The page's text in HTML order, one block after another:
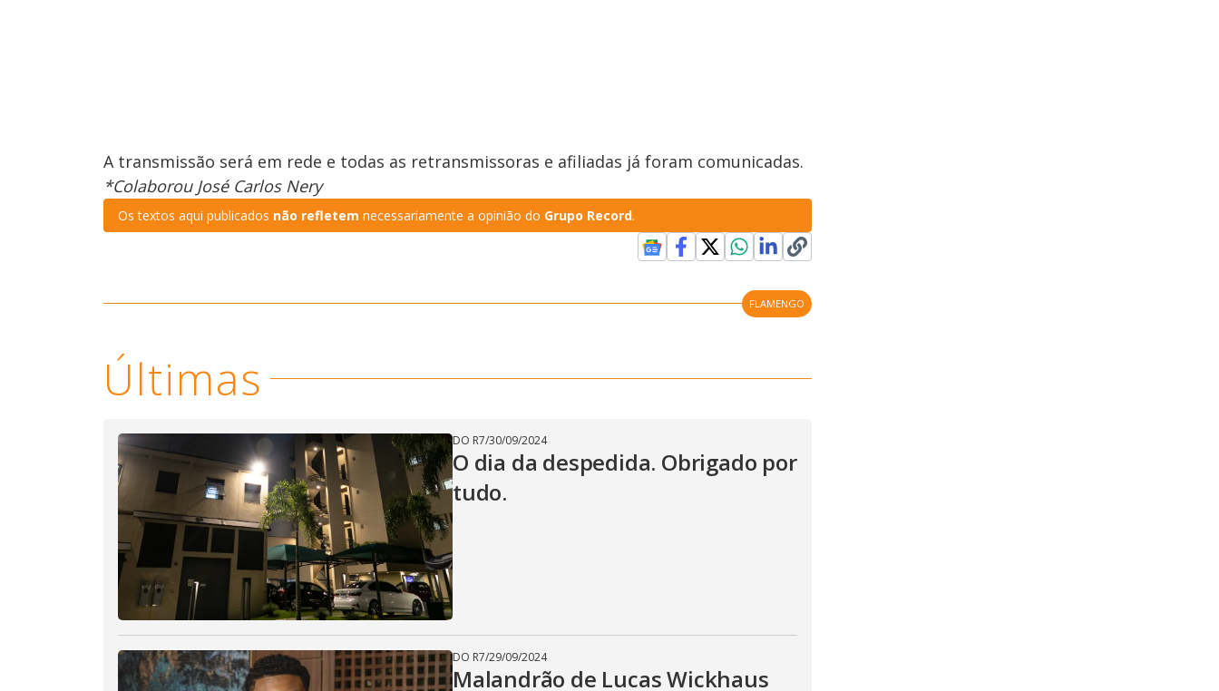
A transmissão será em rede e todas as retransmissoras e afiliadas já foram comunicadas.
*Colaborou José Carlos Nery
Os textos aqui publicados não refletem necessariamente a opinião do Grupo Record.
FLAMENGO
Últimas
DO R7/30/09/2024
O dia da despedida. Obrigado por
tudo.
DO R7/29/09/2024
Malandrão de Lucas Wickhaus